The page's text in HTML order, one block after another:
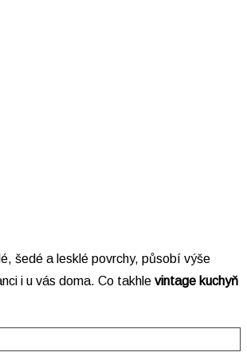
šedé a lesklé povrchy, působí výše
i u vás doma. Co takhle vintage kuchyň